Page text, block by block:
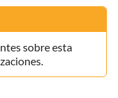
sobre esta